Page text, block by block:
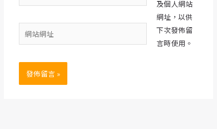
子
件
地
網
站
及個人網站
網址，以供
下次發佈留
言時使用。